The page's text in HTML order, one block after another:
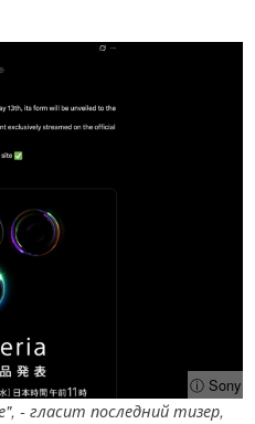
ⓘ Sony
- гласит последний тизер,